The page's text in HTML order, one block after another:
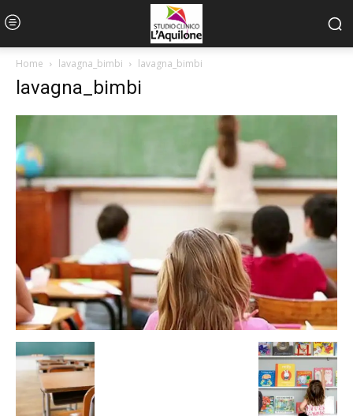
Home lavagna_bimbi lavagna_bimbi
lavagna_bimbi